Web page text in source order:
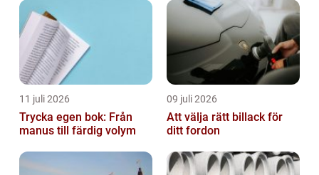
11 juli 2026
Trycka egen bok: Från
manus till färdig volym
09 juli 2026
Att välja rätt billack för
ditt fordon